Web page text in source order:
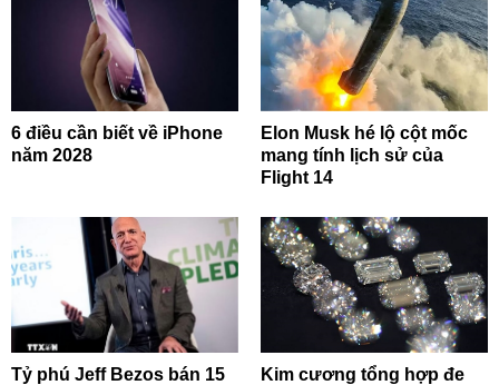
6 điều cần biết về iPhone
năm 2028
Elon Musk hé lộ cột mốc
mang tính lịch sử của
Flight 14
Tỷ phú Jeff Bezos bán 15
Kim cương tổng hợp đe